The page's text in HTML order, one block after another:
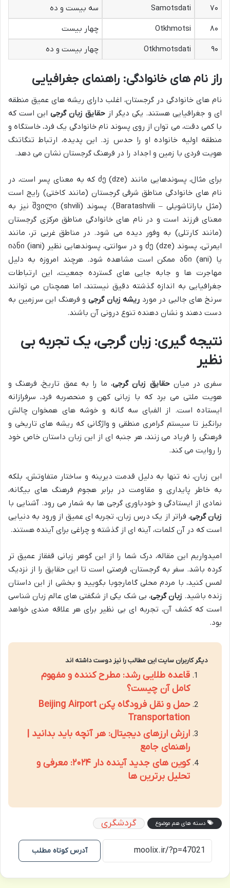
۷۰
Samotsdati
سه بیست و ده
۸۰
Otkhmotsi
چهار بیست
۹۰
Otkhmotsdati چهار بیست و ده
راز نام های خانوادگی: راهنمای جغرافیایی
نام های خانوادگی در گرجستان، اغلب دارای ریشه های عمیق منطقه
ای و جغرافیایی هستند. یکی دیگر ازحقایق زبان گرجی این است که
با کمی دقت، می توان از روی پسوند نام خانوادگی یک فرد، خاستگاه و
منطقه اولیه خانواده او را حدس زد. این پدیده، ارتباط تنگاتنگ
هویت فردی با زمین و اجداد را در فرهنگ گرجستان نشان می دهد.
برای مثال، پسوندهایی مانند ძე (dze) که به معنای پسر است، در
نام های خانوادگی مناطق شرقی گرجستان (مانند کاختی) رایج است
(مثل باراتاشویلی – Baratashvili). پسوند შვილი (shvili) نیز به
معنای فرزند است و در نام های خانوادگی مناطق مرکزی گرجستان
(مانند کارتلی) به وفور دیده می شود. در مناطق غربی تر، مانند
ایمرتی، پسوند ძე (dze) و در سوانتی، پسوندهایی نظیر იანი (iani)
یا ანი (ani) ممکن است مشاهده شود. هرچند امروزه به دلیل
مهاجرت ها و جابه جایی های گسترده جمعیت، این ارتباطات
جغرافیایی به اندازه گذشته دقیق نیستند، اما همچنان می توانند
سرنخ های جالبی در مورد ریشه زبان گرجی و فرهنگ این سرزمین به
دست دهند و نشان دهنده تنوع درونی آن باشند.
نتیجه گیری: زبان گرجی، یک تجربه بی
نظیر
سفری در میانحقایق زبان گرجی، ما را به عمق تاریخ، فرهنگ و
هویت ملتی می برد که با زبانی کهن و منحصربه فرد، سرفرازانه
ایستاده است. از الفبای سه گانه و خوشه های همخوان چالش
برانگیز تا سیستم گرامری منطقی و واژگانی که ریشه های تاریخی و
فرهنگی را فریاد می زنند، هر جنبه ای از این زبان داستان خاص خود
را روایت می کند.
این زبان، نه تنها به دلیل قدمت دیرینه و ساختار متفاوتش، بلکه
به خاطر پایداری و مقاومت در برابر هجوم فرهنگ های بیگانه،
نمادی از ایستادگی و خودباوری گرجی ها به شمار می رود. آشنایی با
زبان گرجی، فراتر از یک درس زبان، تجربه ای عمیق از ورود به دنیایی
است که در آن کلمات، آینه ای از گذشته و چراغی برای آینده هستند.
امیدواریم این مقاله، درک شما را از این گوهر زبانی قفقاز عمیق تر
کرده باشد. سفر به گرجستان، فرصتی است تا این حقایق را از نزدیک
لمس کنید، با مردم محلی گامارجوبا بگویید و بخشی از این داستان
زنده باشید. زبان گرجی، بی شک یکی از شگفتی های عالم زبان شناسی
است که کشف آن، تجربه ای بی نظیر برای هر علاقه مندی خواهد
بود.
دیگر کاربران سایت این مطالب را نیز دوست داشته اند
قاعده طلایی رشد: مطرح کننده و مفهوم
کامل آن چیست؟
حمل و نقل فرودگاه پکن Beijing Airport
Transportation
ارزش ارزهای دیجیتال: هر آنچه باید بدانید |
راهنمای جامع
کوین های جدید آینده دار ۲۰۲۴: معرفی و
تحلیل برترین ها
دسته های هم موضوع گردشگری
آدرس کوتاه مطلب